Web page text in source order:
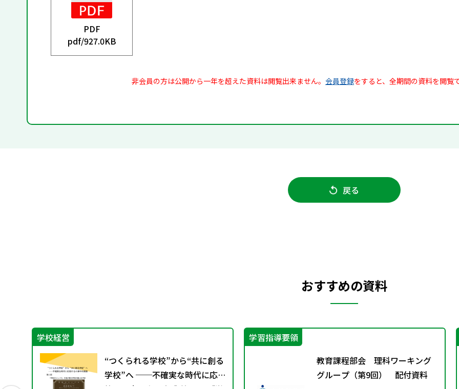
PDF
pdf/927.0KB
非会員の方は公開から一年を超えた資料は閲覧出来ません。 会員登録をすると、全期間の資料を閲覧
戻る
おすすめの資料
学校経営
“つくられる学校”から“共に創る
学校”へ ──不確実な時代に応
学習指導要領
教育課程部会 理科ワーキング
グループ（第9回） 配付資料